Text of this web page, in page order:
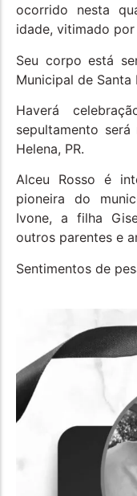
ocorrido nesta
idade, vitimado por
Seu corpo está
Municipal de Santa
Haverá
sepultamento
Helena, PR.
Alceu Rosso é
pioneira do
Ivone, a filha
outros parentes e
Sentimentos de